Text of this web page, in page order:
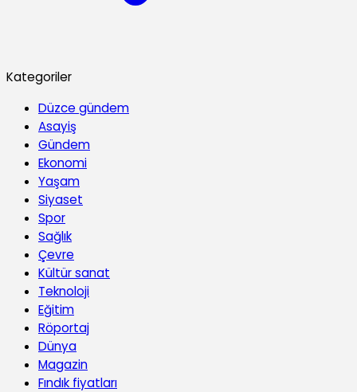
Kategoriler
Düzce gündem
Asayiş
Gündem
Ekonomi
Yaşam
Siyaset
Spor
Sağlık
Çevre
Kültür sanat
Teknoloji
Eğitim
Röportaj
Dünya
Magazin
Fındık fiyatları